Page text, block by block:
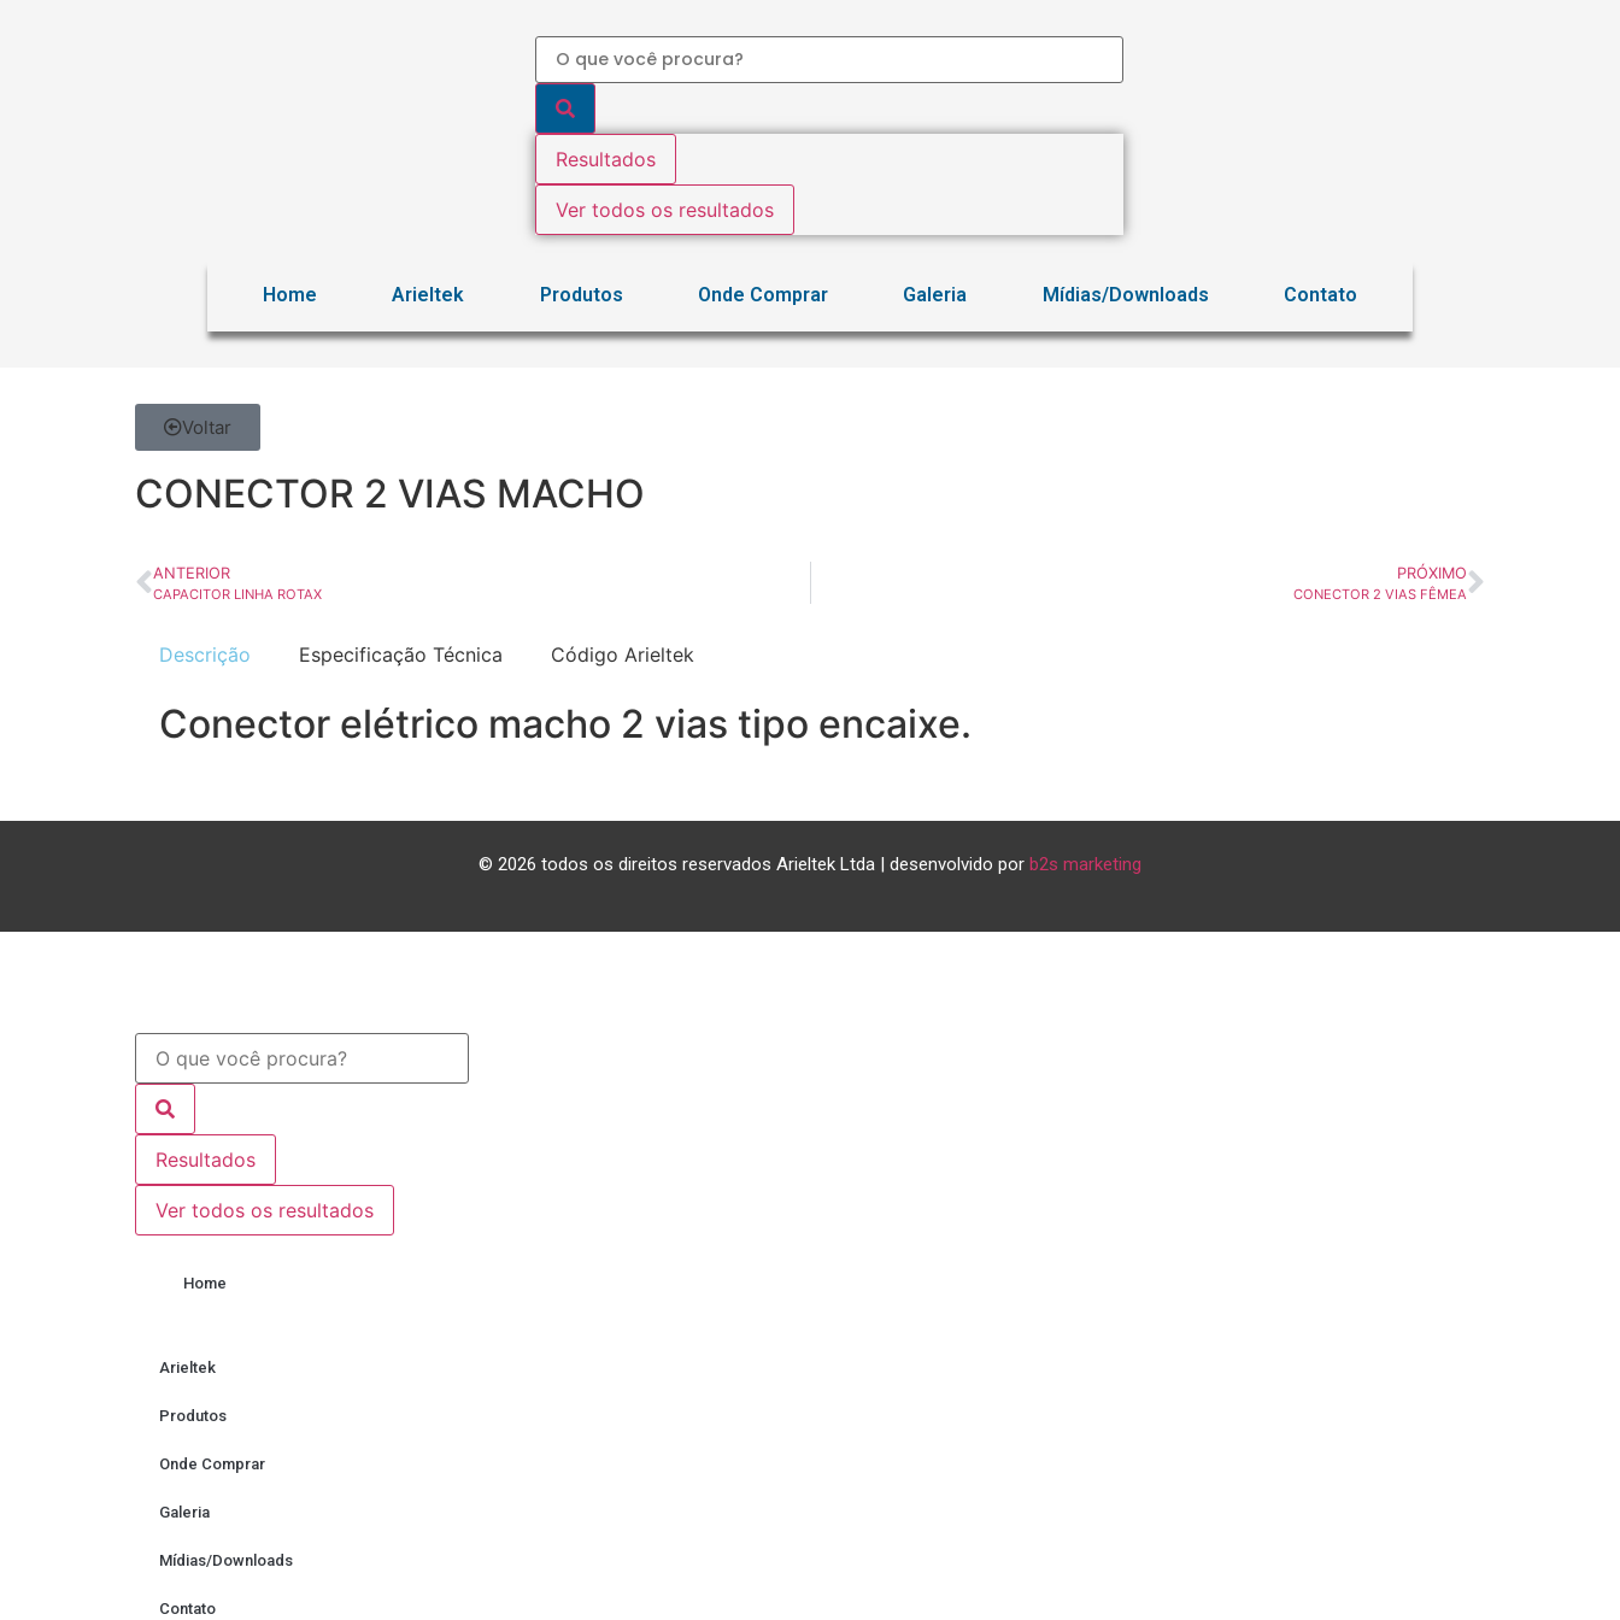
Resultados
Ver todos os resultados
Home Arieltek Produtos Onde Comprar Galeria Mídias/Downloads Contato
Voltar
CONECTOR 2 VIAS MACHO
ANTERIOR
CAPACITOR LINHA ROTAX
PRÓXIMO
CONECTOR 2 VIAS FÊMEA
Descrição Especificação Técnica Código Arieltek
Conector elétrico macho 2 vias tipo encaixe.
© 2026 todos os direitos reservados Arieltek Ltda | desenvolvido por b2s marketing
Resultados
Ver todos os resultados
Home
Arieltek
Produtos
Onde Comprar
Galeria
Mídias/Downloads
Contato